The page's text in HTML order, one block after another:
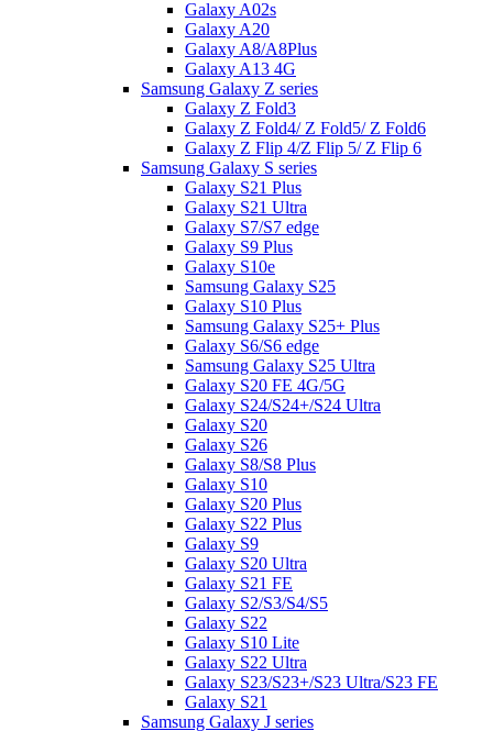
Galaxy A02s
Galaxy A20
Galaxy A8/A8Plus
Galaxy A13 4G
Samsung Galaxy Z series
Galaxy Z Fold3
Galaxy Z Fold4/ Z Fold5/ Z Fold6
Galaxy Z Flip 4/Z Flip 5/ Z Flip 6
Samsung Galaxy S series
Galaxy S21 Plus
Galaxy S21 Ultra
Galaxy S7/S7 edge
Galaxy S9 Plus
Galaxy S10e
Samsung Galaxy S25
Galaxy S10 Plus
Samsung Galaxy S25+ Plus
Galaxy S6/S6 edge
Samsung Galaxy S25 Ultra
Galaxy S20 FE 4G/5G
Galaxy S24/S24+/S24 Ultra
Galaxy S20
Galaxy S26
Galaxy S8/S8 Plus
Galaxy S10
Galaxy S20 Plus
Galaxy S22 Plus
Galaxy S9
Galaxy S20 Ultra
Galaxy S21 FE
Galaxy S2/S3/S4/S5
Galaxy S22
Galaxy S10 Lite
Galaxy S22 Ultra
Galaxy S23/S23+/S23 Ultra/S23 FE
Galaxy S21
Samsung Galaxy J series